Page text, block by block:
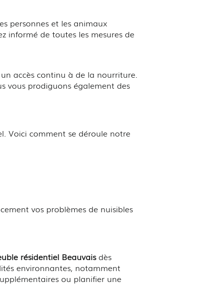
personnes et les animaux
informé de toutes les mesures de
accès continu à de la nourriture.
vous prodiguons également des
Voici comment se déroule notre
vos problèmes de nuisibles
résidentiel Beauvaisdès
environnantes, notamment
ou planifier une